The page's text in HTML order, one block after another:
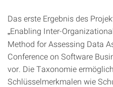
Das erste Ergebnis des
„Enabling Inter-
Method for Assessing Data
Conference on Software
vor. Die Taxonomie
Schlüsselmerkmalen wie